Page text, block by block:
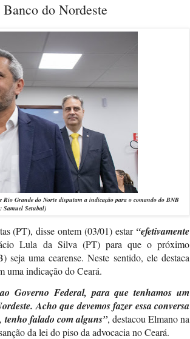
do Nordeste
Rio Grande do Norte disputam a indicação para o comando do BNB
Samuel Setubal)
(PT), disse ontem (03/01) estar “efetivamente
Lula da Silva (PT) para que o próximo
uma cearense. Neste sentido, ele destaca
uma indicação do Ceará.
Governo Federal, para que tenhamos um
Acho que devemos fazer essa conversa
tenho falado com alguns”, destacou Elmano na
da lei do piso da advocacia no Ceará.